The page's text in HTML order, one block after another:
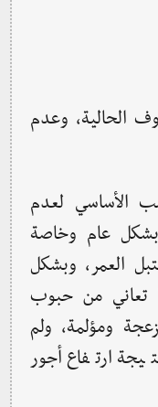
الحالية، وعدم
الأساسي لعدم
بشكل عام وخاصة
العمر، وبشكل
تعاني من حبوب
ومؤلمة، ولم
ارتفاع أجور